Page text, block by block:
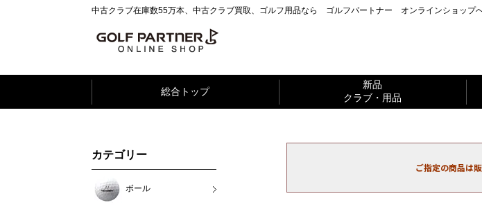
中古クラブ在庫数55万本、中古クラブ買取、ゴルフ用品なら ゴルフパートナー オンラインショップ
総合トップ
新品
クラブ・用品
ご指定の商品は
カテゴリー
ボール